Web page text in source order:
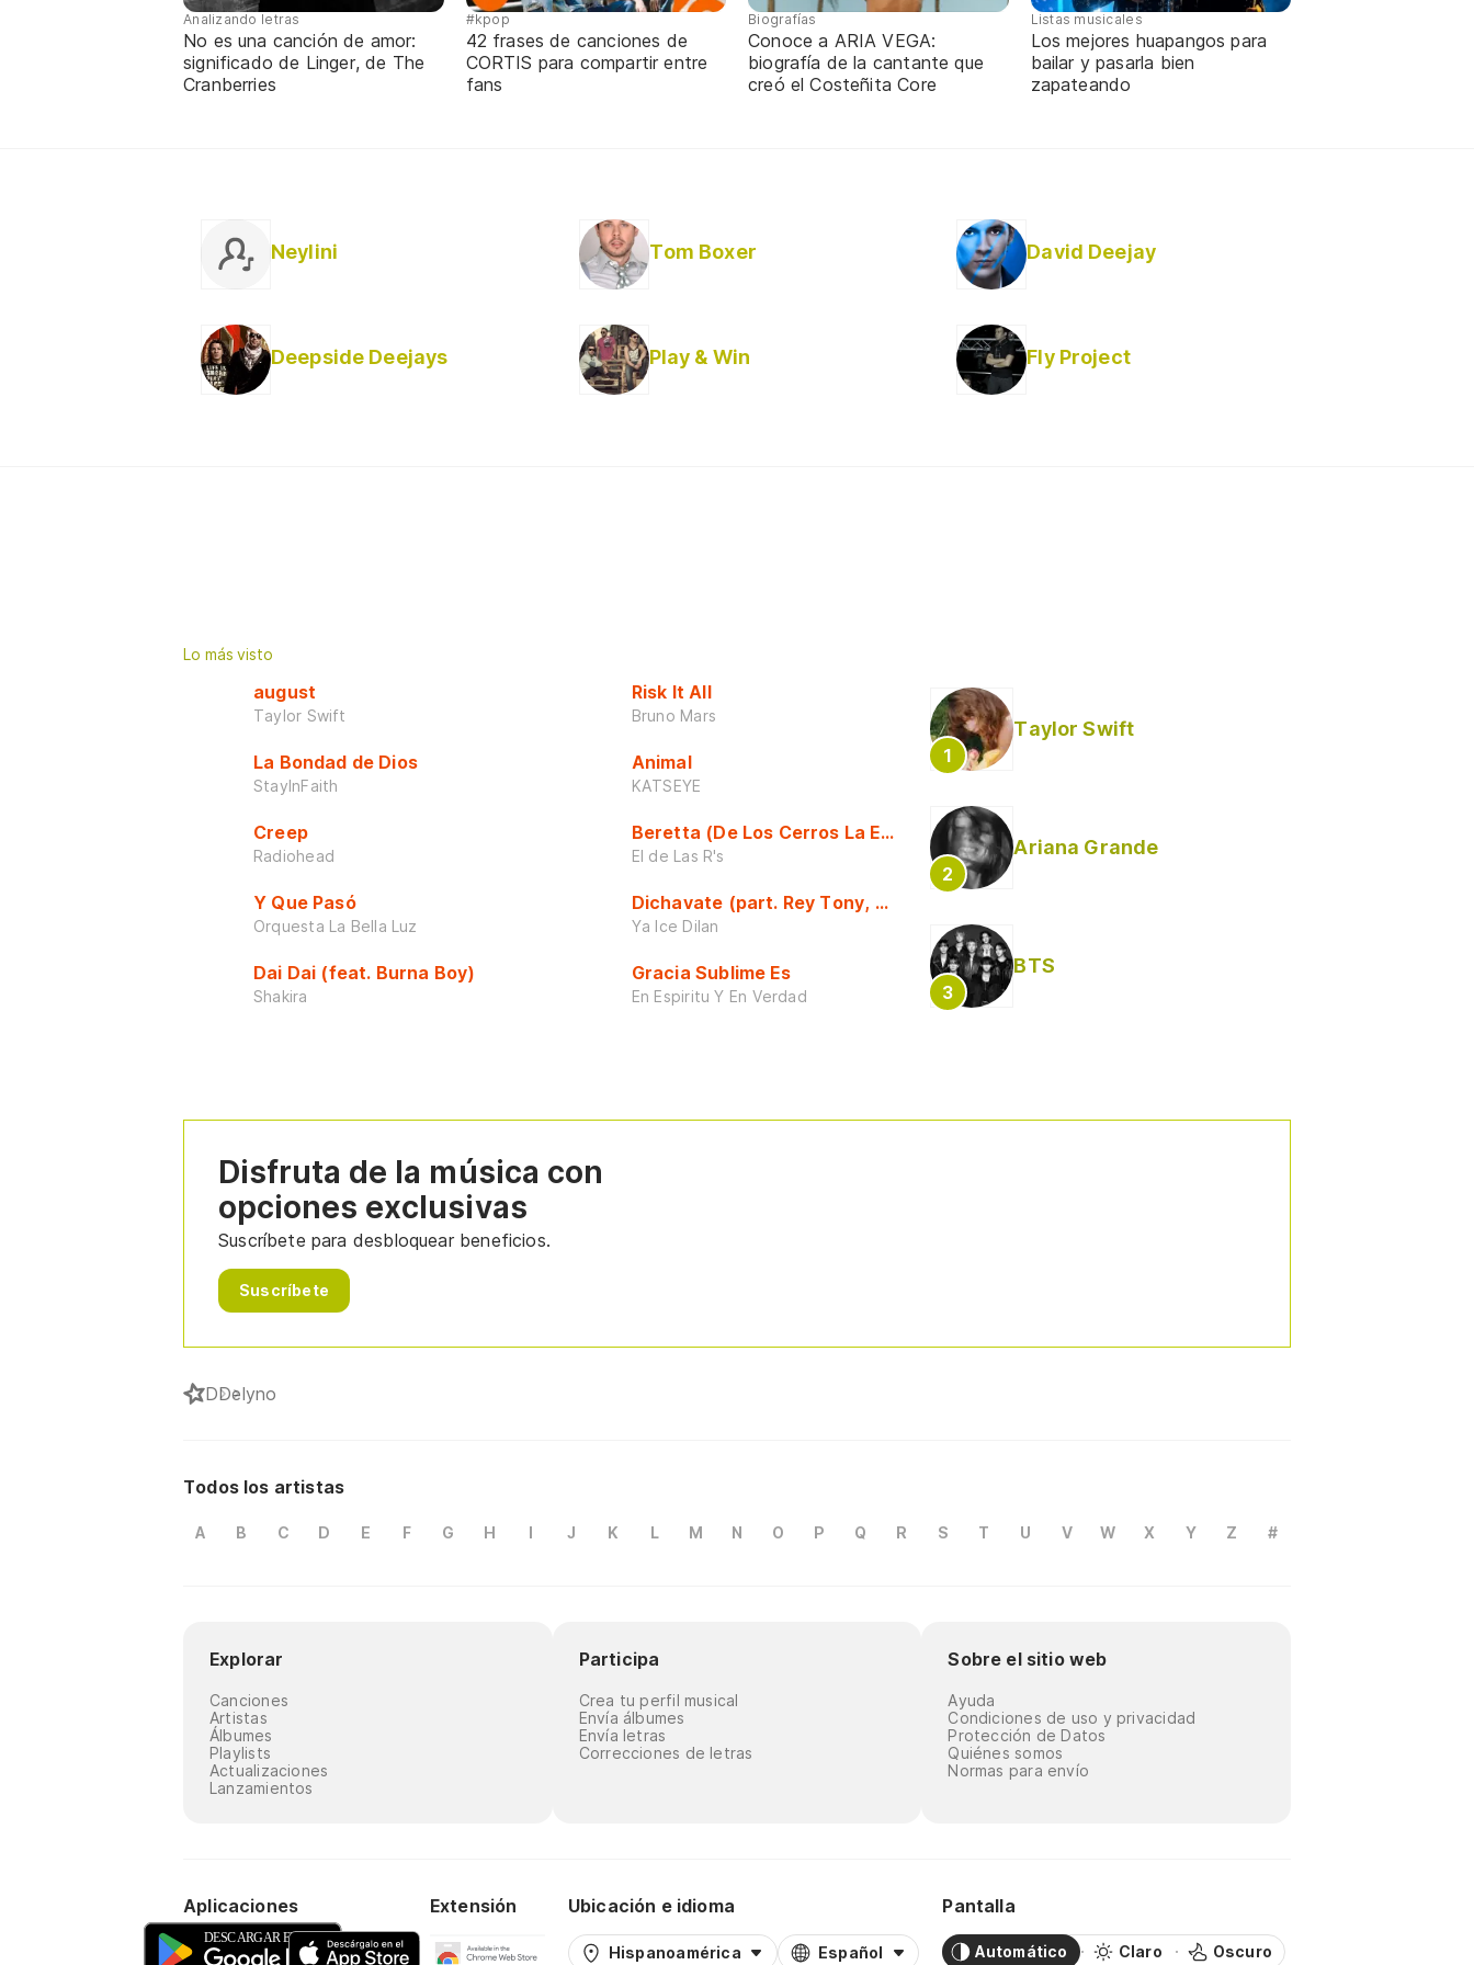
Analizando letras
No es una canción de amor:
significado de Linger, de The
Cranberries
#kpop
42 frases de canciones de
CORTIS para compartir entre
fans
Biografías
Conoce a ARIA VEGA:
biografía de la cantante que
creó el Costeñita Core
Listas musicales
Los mejores huapangos para
bailar y pasarla bien
zapateando
Neylini Tom Boxer David Deejay
Deepside Deejays Play & Win Fly Project
Lo más visto
august
Taylor Swift
La Bondad de Dios
StayInFaith
Creep
Radiohead
Y Que Pasó
Orquesta La Bella Luz
Dai Dai (feat. Burna Boy)
Shakira
Risk It All
Bruno Mars
Animal
KATSEYE
Beretta (De Los Cerros La Escuela)
El de Las R's
Dichavate (part. Rey Tony, Dj Honda y Helabusador) [explícita]
Ya Ice Dilan
Gracia Sublime Es
En Espiritu Y En Verdad
Taylor Swift
Ariana Grande
BTS
Disfruta de la música con
opciones exclusivas
Suscríbete para desbloquear beneficios.
Suscríbete
DDelyno
Todos los artistas
A B C D E F G H I J K L M N O P Q R S T U V W X Y Z #
Explorar
Canciones
Artistas
Álbumes
Playlists
Actualizaciones
Lanzamientos
Participa
Crea tu perfil musical
Envía álbumes
Envía letras
Correcciones de letras
Sobre el sitio web
Ayuda
Condiciones de uso y privacidad
Protección de Datos
Quiénes somos
Normas para envío
Aplicaciones Extensión Ubicación e idioma
Hispanoamérica Español
Pantalla
Automático Claro Oscuro